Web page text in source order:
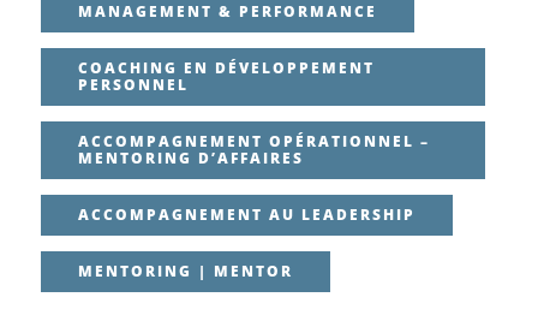
MANAGEMENT & PERFORMANCE
COACHING EN DÉVELOPPEMENT
PERSONNEL
ACCOMPAGNEMENT OPÉRATIONNEL –
MENTORING D’AFFAIRES
ACCOMPAGNEMENT AU LEADERSHIP
MENTORING | MENTOR